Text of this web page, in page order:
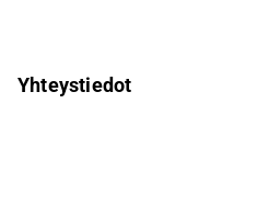
Yhteystiedot